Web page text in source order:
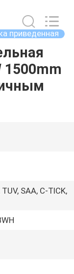
приведенная
1500mm
TUV, SAA, C-TICK,